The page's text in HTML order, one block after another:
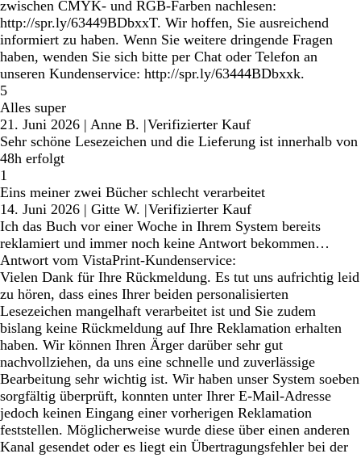
zwischen CMYK- und RGB-Farben nachlesen:
http://spr.ly/63449BDbxxT. Wir hoffen, Sie ausreichend
informiert zu haben. Wenn Sie weitere dringende Fragen
haben, wenden Sie sich bitte per Chat oder Telefon an
unseren Kundenservice: http://spr.ly/63444BDbxxk.
5
Alles super
21. Juni 2026 | Anne B. |Verifizierter Kauf
Sehr schöne Lesezeichen und die Lieferung ist innerhalb von
48h erfolgt
1
Eins meiner zwei Bücher schlecht verarbeitet
14. Juni 2026 | Gitte W. |Verifizierter Kauf
Ich das Buch vor einer Woche in Ihrem System bereits
reklamiert und immer noch keine Antwort bekommen…
Antwort vom VistaPrint-Kundenservice:
Vielen Dank für Ihre Rückmeldung. Es tut uns aufrichtig leid
zu hören, dass eines Ihrer beiden personalisierten
Lesezeichen mangelhaft verarbeitet ist und Sie zudem
bislang keine Rückmeldung auf Ihre Reklamation erhalten
haben. Wir können Ihren Ärger darüber sehr gut
nachvollziehen, da uns eine schnelle und zuverlässige
Bearbeitung sehr wichtig ist. Wir haben unser System soeben
sorgfältig überprüft, konnten unter Ihrer E-Mail-Adresse
jedoch keinen Eingang einer vorherigen Reklamation
feststellen. Möglicherweise wurde diese über einen anderen
Kanal gesendet oder es liegt ein Übertragungsfehler bei der